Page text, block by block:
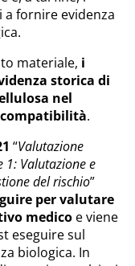
fornire evidenza
materiale, i
storica di
nel
.
“Valutazione
1: Valutazione e
del rischio”
per valutare
medico e viene
eseguire sul
biologica. In